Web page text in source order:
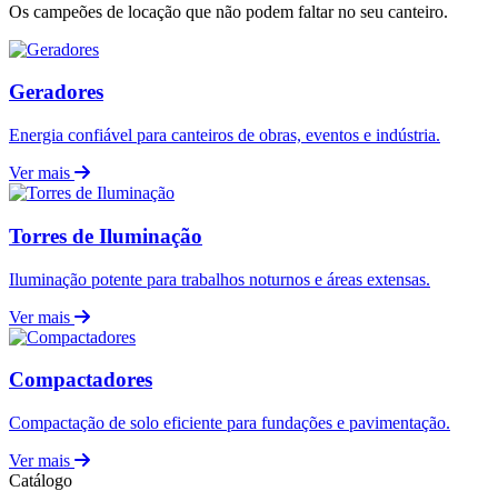
Os campeões de locação que não podem faltar no seu canteiro.
Geradores
Energia confiável para canteiros de obras, eventos e indústria.
Ver mais
Torres de Iluminação
Iluminação potente para trabalhos noturnos e áreas extensas.
Ver mais
Compactadores
Compactação de solo eficiente para fundações e pavimentação.
Ver mais
Catálogo